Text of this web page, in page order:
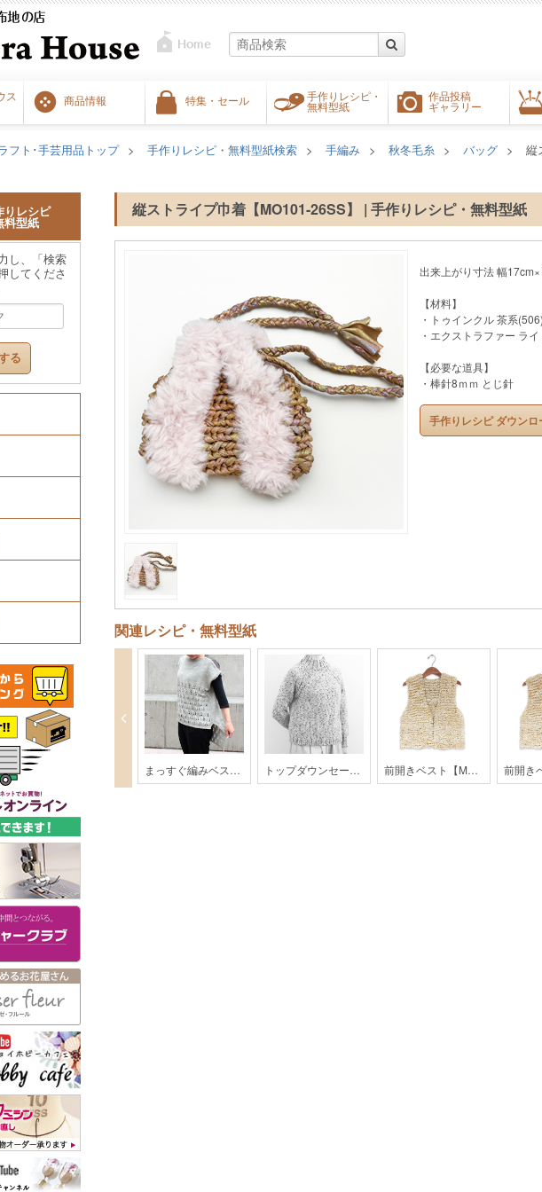
ス
商品情報 特集・セール
手作りレシピ・
無料型紙
作品投稿
ギャラリー
フト･手芸用品トップ 手作りレシピ・無料型紙検索 手編み 秋冬毛糸 バッグ 縦
縦ストライプ巾着【MO101-26SS】 | 手作りレシピ・無料型紙
出来上がり寸法 幅
【材料】
・トゥインクル 茶系
・エクストラファー ラ
【必要な道具】
・棒針8ｍｍ とじ針
手作りレシピ ダウンロ
関連レシピ・無料型紙
まっすぐ編みベスト【MO1-20AW】 トップダウンセーター【YO4-20AW】 前開きベスト【MO1-24AW】
りレシピ
料型紙
し、「検索
してくださ
る